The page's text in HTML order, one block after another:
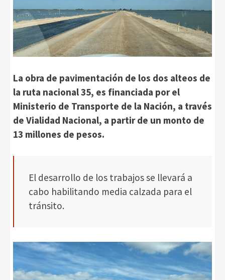
La obra de pavimentación de los dos alteos de
la ruta nacional 35, es financiada por el
Ministerio de Transporte de la Nación, a través
de Vialidad Nacional, a partir de un monto de
13 millones de pesos.
El desarrollo de los trabajos se llevará a
cabo habilitando media calzada para el
tránsito.